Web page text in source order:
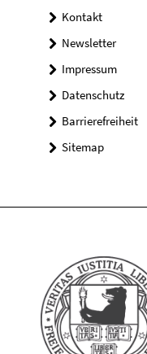
Kontakt
Newsletter
Impressum
Datenschutz
Barrierefreiheit
Sitemap